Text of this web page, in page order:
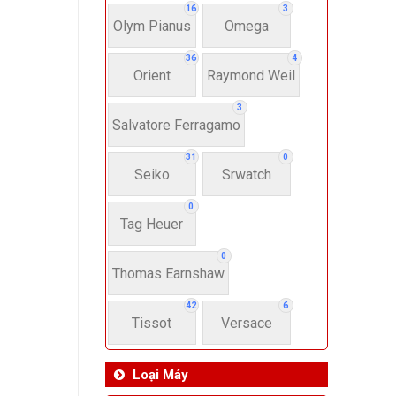
16
Olym Pianus
3
Omega
36
Orient
4
Raymond Weil
3
Salvatore Ferragamo
31
Seiko
0
Srwatch
0
Tag Heuer
0
Thomas Earnshaw
42
Tissot
6
Versace
Loại Máy